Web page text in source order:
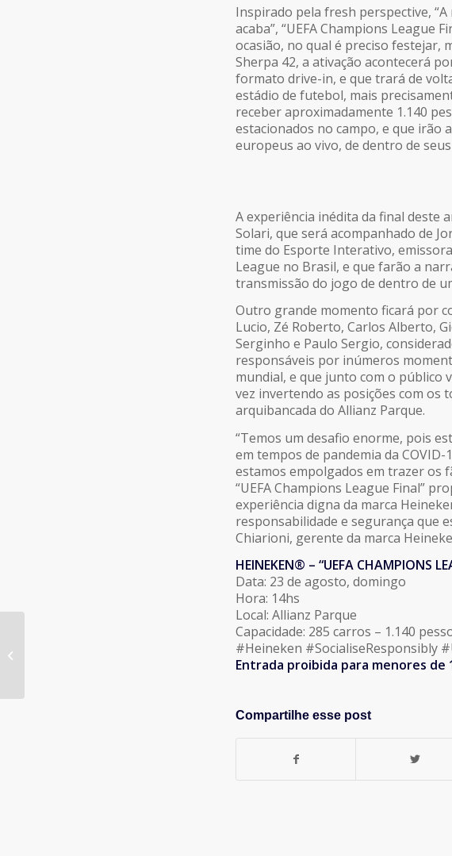
Inspirado pela fresh perspective,
acaba”, “UEFA Champions League
ocasião, no qual é preciso festejar,
Sherpa 42, a ativação acontecerá
formato drive-in, e que trará de
estádio de futebol, mais
receber aproximadamente 1.140
estacionados no campo, e que irão
europeus ao vivo, de dentro de
A experiência inédita da final deste
Solari, que será acompanhado de
time do Esporte Interativo,
League no Brasil, e que farão a
transmissão do jogo de dentro de
Outro grande momento ficará por
Lucio, Zé Roberto, Carlos Alberto,
Serginho e Paulo Sergio,
responsáveis por inúmeros
mundial, e que junto com o público
vez invertendo as posições com os
arquibancada do Allianz Parque.
“Temos um desafio enorme, pois
em tempos de pandemia da
estamos empolgados em trazer os
“UEFA Champions League Final”
experiência digna da marca
responsabilidade e segurança que
Chiarioni, gerente da marca
HEINEKEN® – “UEFA CHAMPIONS
Data: 23 de agosto, domingo
Hora: 14hs
Local: Allianz Parque
Capacidade: 285 carros – 1.140
#Heineken #SocialiseResponsibly
Entrada proibida para menores de
Compartilhe esse post